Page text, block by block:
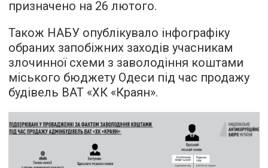
призначено на 26 лютого.
Також НАБУ опублікувало інфографіку
обраних запобіжних заходів учасникам
злочинної схеми з заволодіння коштами
міського бюджету Одеси під час продажу
будівель ВАТ «ХК «Краян».